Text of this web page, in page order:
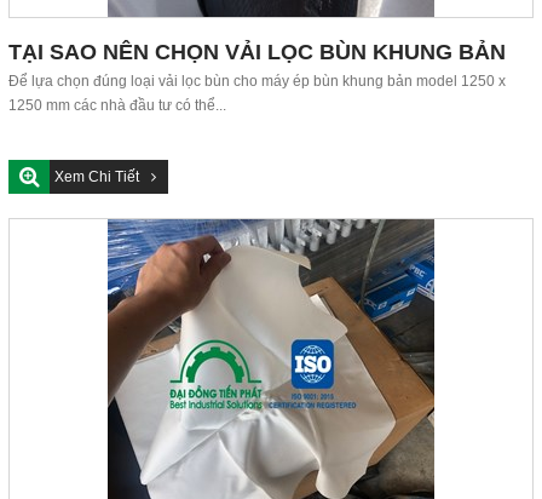
TẠI SAO NÊN CHỌN VẢI LỌC BÙN KHUNG BẢN
1250 X 1250 MM
Để lựa chọn đúng loại vải lọc bùn cho máy ép bùn khung bản model 1250 x
1250 mm các nhà đầu tư có thể...
Xem Chi Tiết